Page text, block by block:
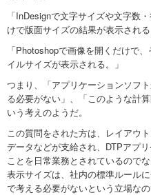
「InDesignで文字サイズや文字数
けで版面サイズの結果が表示される
「Photoshopで画像を開くだけで
イルサイズが表示される。」
つまり、「アプリケーションソフ
る必要がない」、「このような計
いう考えのようだ。
この質問をされた方は、レイアウ
データなどが支給され、DTPアプ
ことを日常業務とされているので
表示サイズは、社内の標準ルール
で考える必要がないという立場なの